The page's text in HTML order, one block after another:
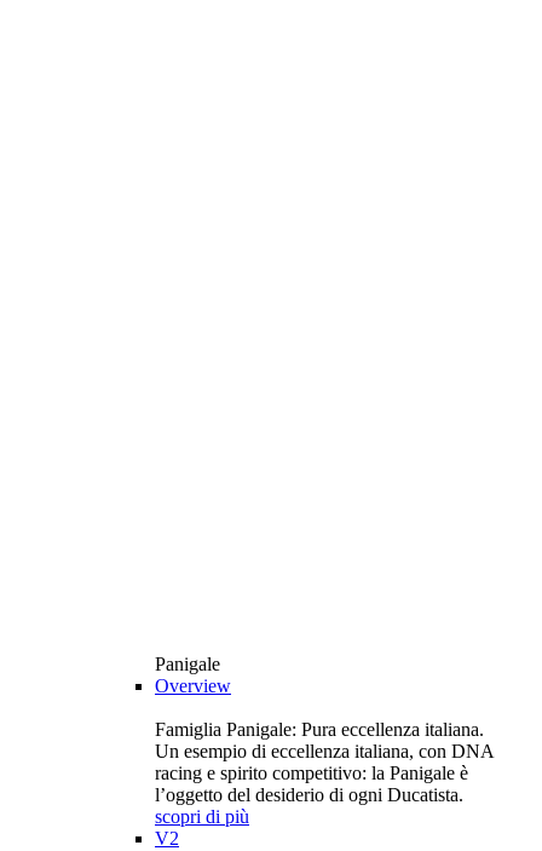
Panigale
Overview
Famiglia Panigale: Pura eccellenza italiana.
Un esempio di eccellenza italiana, con DNA
racing e spirito competitivo: la Panigale è
l’oggetto del desiderio di ogni Ducatista.
scopri di più
V2